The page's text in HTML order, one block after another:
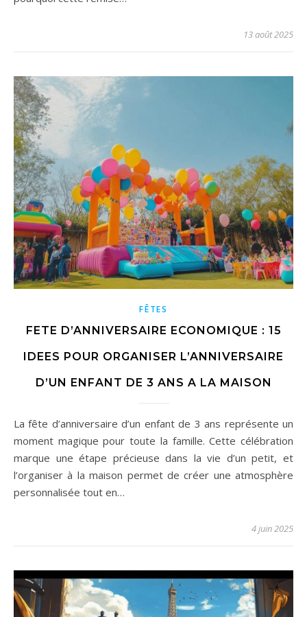
13 août 2025
FÊTES
FETE D’ANNIVERSAIRE ECONOMIQUE : 15
IDEES POUR ORGANISER L’ANNIVERSAIRE
D’UN ENFANT DE 3 ANS A LA MAISON
La fête d’anniversaire d’un enfant de 3 ans représente un
moment magique pour toute la famille. Cette célébration
marque une étape précieuse dans la vie d’un petit, et
l’organiser à la maison permet de créer une atmosphère
personnalisée tout en…
4 juin 2025